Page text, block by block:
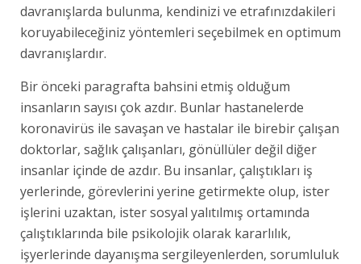
davranışlarda bulunma, kendinizi ve etrafınızdakileri
koruyabileceğiniz yöntemleri seçebilmek en optimum
davranışlardır.
Bir önceki paragrafta bahsini etmiş olduğum
insanların sayısı çok azdır. Bunlar hastanelerde
koronavirüs ile savaşan ve hastalar ile birebir çalışan
doktorlar, sağlık çalışanları, gönüllüler değil diğer
insanlar içinde de azdır. Bu insanlar, çalıştıkları iş
yerlerinde, görevlerini yerine getirmekte olup, ister
işlerini uzaktan, ister sosyal yalıtılmış ortamında
çalıştıklarında bile psikolojik olarak kararlılık,
işyerlerinde dayanışma sergileyenlerden, sorumluluk